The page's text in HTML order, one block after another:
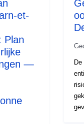
et-
Plan
—